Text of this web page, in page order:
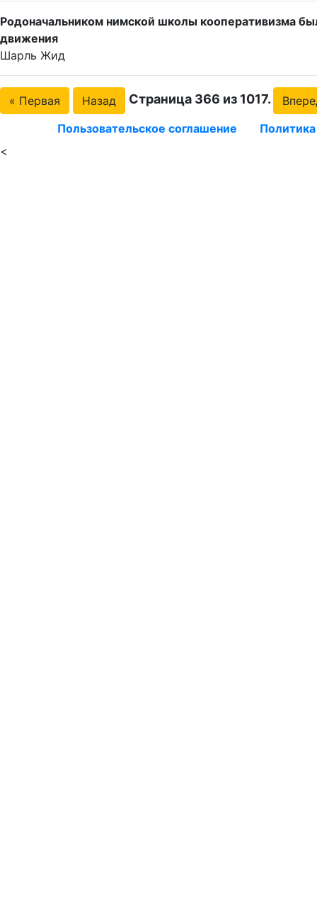
Родоначальником нимской школы кооперативизма
движения
Шарль Жид
« Первая Назад Страница 366 из 1017.
Пользовательское соглашение
<